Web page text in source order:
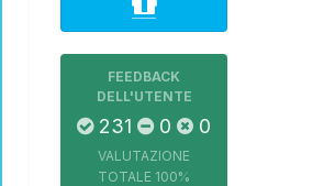
FEEDBACK
DELL'UTENTE
231 0 0
VALUTAZIONE
TOTALE 100%